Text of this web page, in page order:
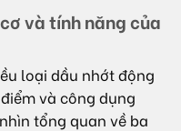
và tính năng của
loại dầu nhớt động
và công dụng
tổng quan về ba